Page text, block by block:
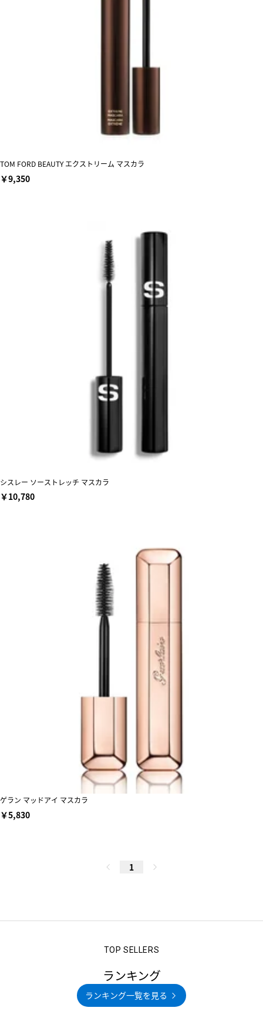
TOM FORD BEAUTY エクストリーム マスカラ
￥9,350
シスレー ソーストレッチ マスカラ
￥10,780
ゲラン マッドアイ マスカラ
￥5,830
1
ランキング
ランキング一覧を見る